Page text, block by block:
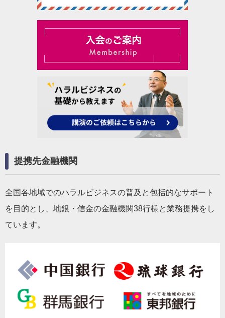
提携先金融機関
全国各地域でのハラルビジネスの普及と包括的なサポート
を目的とし、地銀・信金の金融機関38行様と業務提携をし
ています。